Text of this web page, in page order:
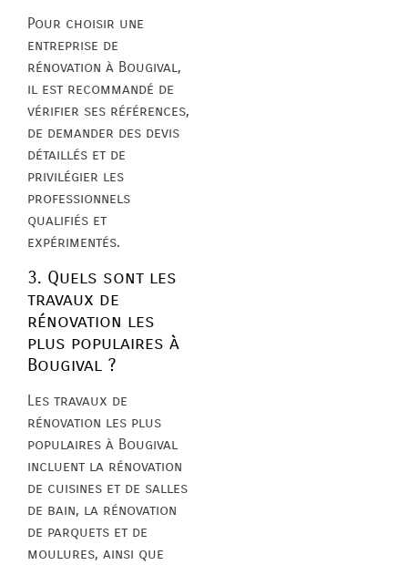
Pour choisir une
entreprise de
rénovation à Bougival,
il est recommandé de
vérifier ses références,
de demander des devis
détaillés et de
privilégier les
professionnels
qualifiés et
expérimentés.
3. Quels sont les
travaux de
rénovation les
plus populaires à
Bougival ?
Les travaux de
rénovation les plus
populaires à Bougival
incluent la rénovation
de cuisines et de salles
de bain, la rénovation
de parquets et de
moulures, ainsi que